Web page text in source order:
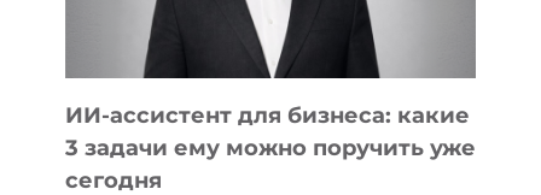
КАВКАЗА
ИИ-ассистент для бизнеса: какие
3 задачи ему можно поручить уже
сегодня